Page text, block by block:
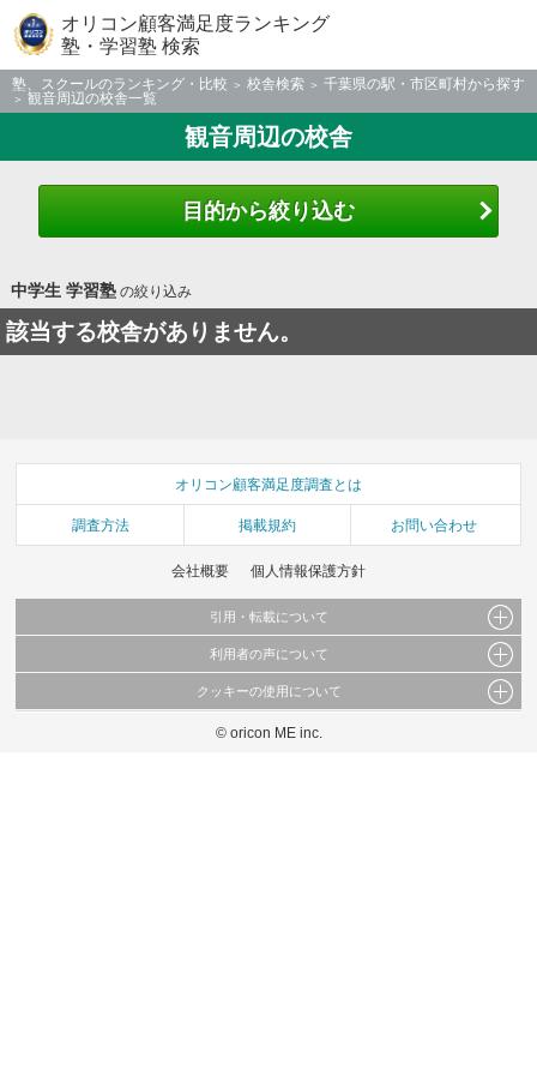
オリコン顧客満足度ランキング
塾・学習塾 検索
塾、スクールのランキング・比較 校舎検索
千葉県の駅・市区町村から探す
観音周辺の校舎一覧
観音周辺の校舎
目的から絞り込む
中学生 学習塾の絞り込み
該当する校舎がありません。
オリコン顧客満足度調査とは
調査方法 掲載規約 お問い合わせ
会社概要 個人情報保護方針
引用・転載について
当サイトで公開されている情報（文字、写真、イラスト、画像データ等）及びこれらの配
これらの情報を権利者の許可なく無断転載・複製などの二次利用を行うことは固く禁じて
利用者の声について
当サイトに掲載している内容はすべてサービスの利用者が提出された見解・感想です。
弊社の見解・ 意見ではないことをご理解いただいた上でご覧ください。
クッキーの使用について
このサイトでは Cookie を使用して、ユーザーに合わせたコンテンツや広告の表示、ソー
© oricon ME inc.